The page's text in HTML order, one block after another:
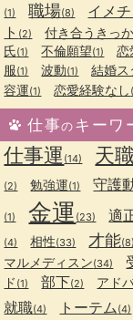
(1) 職場(8) イメ
ト (2) 付き合うきっ
氏(1) 不倫願望(1) 恋
服(1) 波動(1) 結婚ス
容運(1) 恋愛経験なし
仕事のキーワ
仕事運 (14) 天職
(2) 勉強運(1) 守護
(1) 金運 (23) 適
(4) 相性(33) 才能(8)
マルメディスン(34)
ド (1) 部下(2) アド
就職(4) トーテム(4)